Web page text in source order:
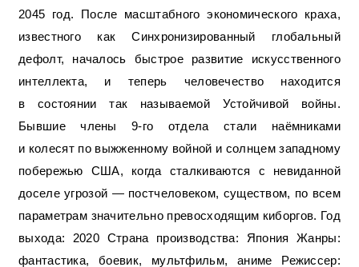
2045 год. После масштабного экономического краха,
известного как Синхронизированный глобальный
дефолт, началось быстрое развитие искусственного
интеллекта, и теперь человечество находится
в состоянии так называемой Устойчивой войны.
Бывшие члены 9-го отдела стали наёмниками
и колесят по выжженному войной и солнцем западному
побережью США, когда сталкиваются с невиданной
доселе угрозой — постчеловеком, существом, по всем
параметрам значительно превосходящим киборгов. Год
выхода: 2020 Страна производства: Япония Жанры:
фантастика, боевик, мультфильм, аниме Режиссер: